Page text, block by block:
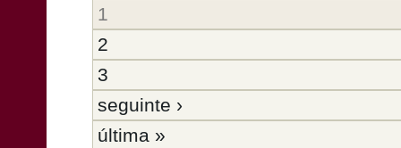
1
2
3
seguinte ›
última »